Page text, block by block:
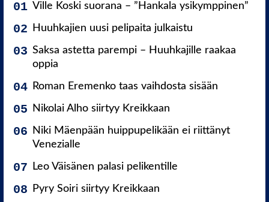
Ville Koski suorana – ”Hankala ysikymppinen”
Huuhkajien uusi pelipaita julkaistu
Saksa astetta parempi – Huuhkajille raakaa
oppia
Roman Eremenko taas vaihdosta sisään
Nikolai Alho siirtyy Kreikkaan
Niki Mäenpään huippupelikään ei riittänyt
Venezialle
Leo Väisänen palasi pelikentille
Pyry Soiri siirtyy Kreikkaan